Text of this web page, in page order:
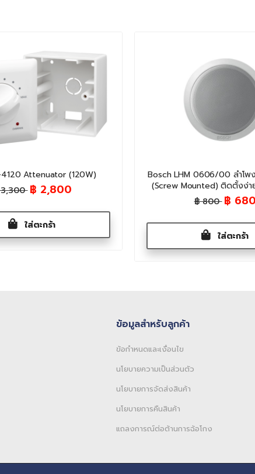
Attenuator (120W)
฿ 2,800
ใส่ตะกร้า
Bosch LHM 0606/00 ลำโ
(Screw Mounted) ติดตั้งง่า
฿ 800 ฿ 680
ใส่ตะกร้า
ข้อมูลสำหรับลูกค้า
ข้อกำหนดและเงื่อนไข
นโยบายความเป็นส่วนตัว
นโยบายการจัดส่งสินค้า
นโยบายการคืนสินค้า
แถลงการณ์ต่อต้านการฉ้อโกง